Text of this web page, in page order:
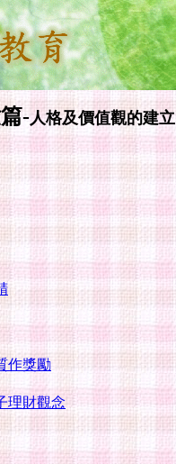
-人格及價值觀的建立
作獎勵
理財觀念